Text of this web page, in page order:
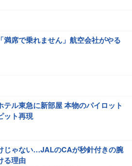
満席で乗れません」航空会社がやる
テル東急に新部屋 本物のパイロット
ット再現
じゃない…JALのCAが秒針付きの腕
る理由